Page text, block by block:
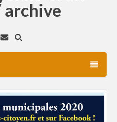
archive